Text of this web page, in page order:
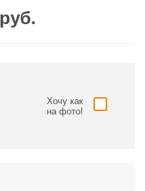
Хочу как
на фото!